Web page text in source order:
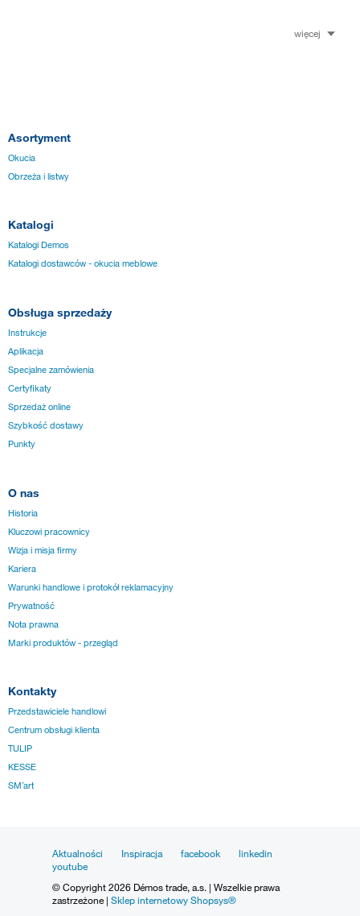
więcej
Asortyment
Okucia
Obrzeża i listwy
Katalogi
Katalogi Demos
Katalogi dostawców - okucia meblowe
Obsługa sprzedaży
Instrukcje
Aplikacja
Specjalne zamówienia
Certyfikaty
Sprzedaż online
Szybkość dostawy
Punkty
O nas
Historia
Kluczowi pracownicy
Wizja i misja firmy
Kariera
Warunki handlowe i protokół reklamacyjny
Prywatność
Nota prawna
Marki produktów - przegląd
Kontakty
Przedstawiciele handlowi
Centrum obsługi klienta
TULIP
KESSE
SM´art
Aktualności Inspiracja facebook
linkedin
youtube
© Copyright 2026 Démos trade, a.s. | Wszelkie prawa
zastrzeżone | Sklep internetowy Shopsys®